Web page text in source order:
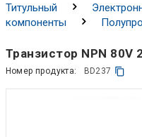
Титульный
компоненты
Транзистор NPN 80V
Номер продукта: BD237